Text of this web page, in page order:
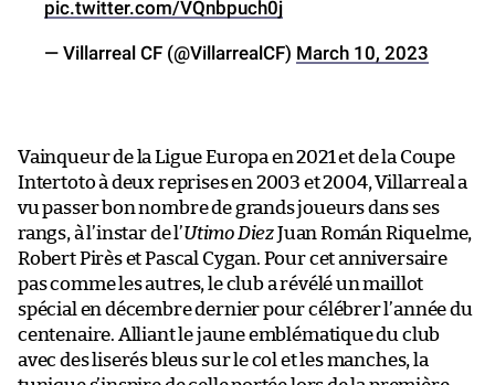
pic.twitter.com/VQnbpuch0j
— Villarreal CF (@VillarrealCF) March 10, 2023
Vainqueur de la Ligue Europa en 2021 et de la Coupe
Intertoto à deux reprises en 2003 et 2004, Villarreal a
vu passer bon nombre de grands joueurs dans ses
rangs, à l’instar de l’Utimo DiezJuan Román Riquelme,
Robert Pirès et Pascal Cygan. Pour cet anniversaire
pas comme les autres, le club a révélé un maillot
spécial en décembre dernier pour célébrer l’année du
centenaire. Alliant le jaune emblématique du club
avec des liserés bleus sur le col et les manches, la